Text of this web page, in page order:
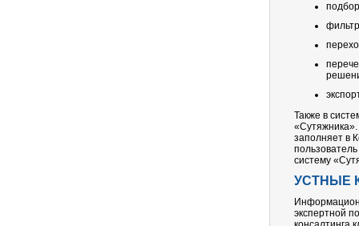
Также в
заполняет в
систему
УСТНЫЕ
экспертной